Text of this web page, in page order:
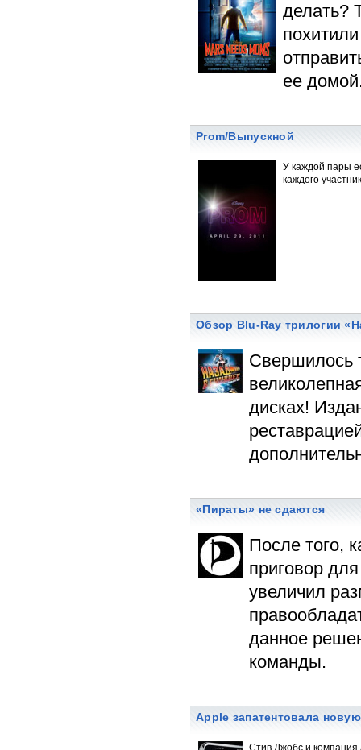
делать?
ее
Prom/Выпускной
У каждой пары
каждого
Обзор Blu-Ray трилогии
Свершилось
дисках!
«Пираты» не сдаются
После того,
приговор
увеличил
данное
команды.
Apple запатентовала
Стив Джобс и компания